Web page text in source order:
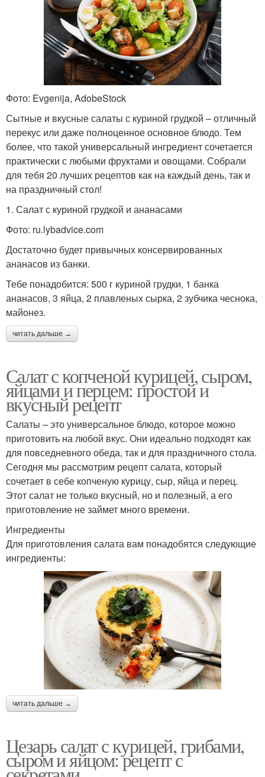
Фото: Evgenija, AdobeStock
Сытные и вкусные салаты с куриной грудкой – отличный
перекус или даже полноценное основное блюдо. Тем
более, что такой универсальный ингредиент сочетается
практически с любыми фруктами и овощами. Собрали
для тебя 20 лучших рецептов как на каждый день, так и
на праздничный стол!
1. Салат с куриной грудкой и ананасами
Фото: ru.lybadvice.com
Достаточно будет привычных консервированных
ананасов из банки.
Тебе понадобится: 500 г куриной грудки, 1 банка
ананасов, 3 яйца, 2 плавленых сырка, 2 зубчика чеснока,
майонез.
читать дальше →
Салат с копченой курицей, сыром,
яйцами и перцем: простой и
вкусный рецепт
Салаты – это универсальное блюдо, которое можно
приготовить на любой вкус. Они идеально подходят как
для повседневного обеда, так и для праздничного стола.
Сегодня мы рассмотрим рецепт салата, который
сочетает в себе копченую курицу, сыр, яйца и перец.
Этот салат не только вкусный, но и полезный, а его
приготовление не займет много времени.
Ингредиенты
Для приготовления салата вам понадобятся следующие
ингредиенты:
читать дальше →
Цезарь салат с курицей, грибами,
сыром и яйцом: рецепт с